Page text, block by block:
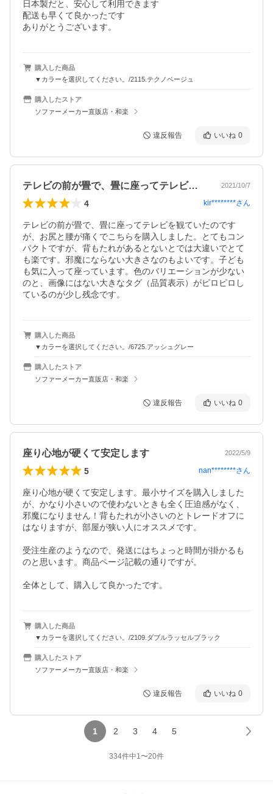
日本製だと、安心して利用できます
配送も早くて良かったです
ありがとうございます。
購入した商品
▼カラーを選択してください。/2115.テクノベージュ
購入したストア
ソファーメーカー直販店・和楽
違反報告 いいね 0
テレビの前が畳で、畳に座ってテレビを観… 2021/10/7
4 kir********さん
テレビの前が畳で、畳に座ってテレビを観ていたのです
が、お尻と腰が痛くでこちらを購入しました。とてもコン
パクトですが、背もたれがあるとないとでは大違いでとて
も楽です。邪魔にならない大きさなのもよいです。子ども
も気に入って座っています。色のバリエーションが少ない
のと、画像にはない大きなタグ（品質表示）がピロピロし
ているのが少し残念です。
購入した商品
▼カラーを選択してください。/6725.アッシュグレー
購入したストア
ソファーメーカー直販店・和楽
違反報告 いいね 0
座り心地が硬くて安定します 2022/5/9
5 nan********さん
座り心地が硬くて安定します。最小サイズを購入しました
が、かなり小さいので使わないときも全く圧迫感がなく、
邪魔になりません！背もたれが小さいのとトレードオフに
はなりますが、部屋が狭い人にオススメです。
受注生産のようなので、発送にはちょっと時間が掛かるも
のと思います。商品ページ記載の通りですが。
全体として、購入して良かったです。
購入した商品
▼カラーを選択してください。/2109.ダブルラッセルブラック
購入したストア
ソファーメーカー直販店・和楽
違反報告 いいね 0
1 2 3 4 5
334件中1〜20件